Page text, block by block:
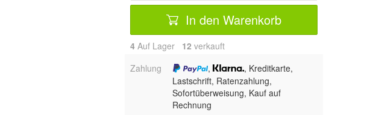
In den Warenkorb
4 Auf Lager 12 verkauft
Zahlung
,
, Kreditkarte,
Lastschrift, Ratenzahlung,
Sofortüberweisung, Kauf auf
Rechnung